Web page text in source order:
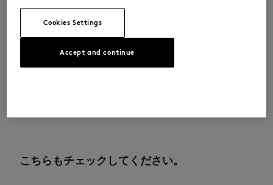
サイズ＆カット
カット： RELAXED
素材＆お手入れ方法
beautiful clothes and accessories made of high-end materials that can
be worn often and last long. The collections are developed and
こちらもチェックしてください。
Cookies Settings
Accept and continue